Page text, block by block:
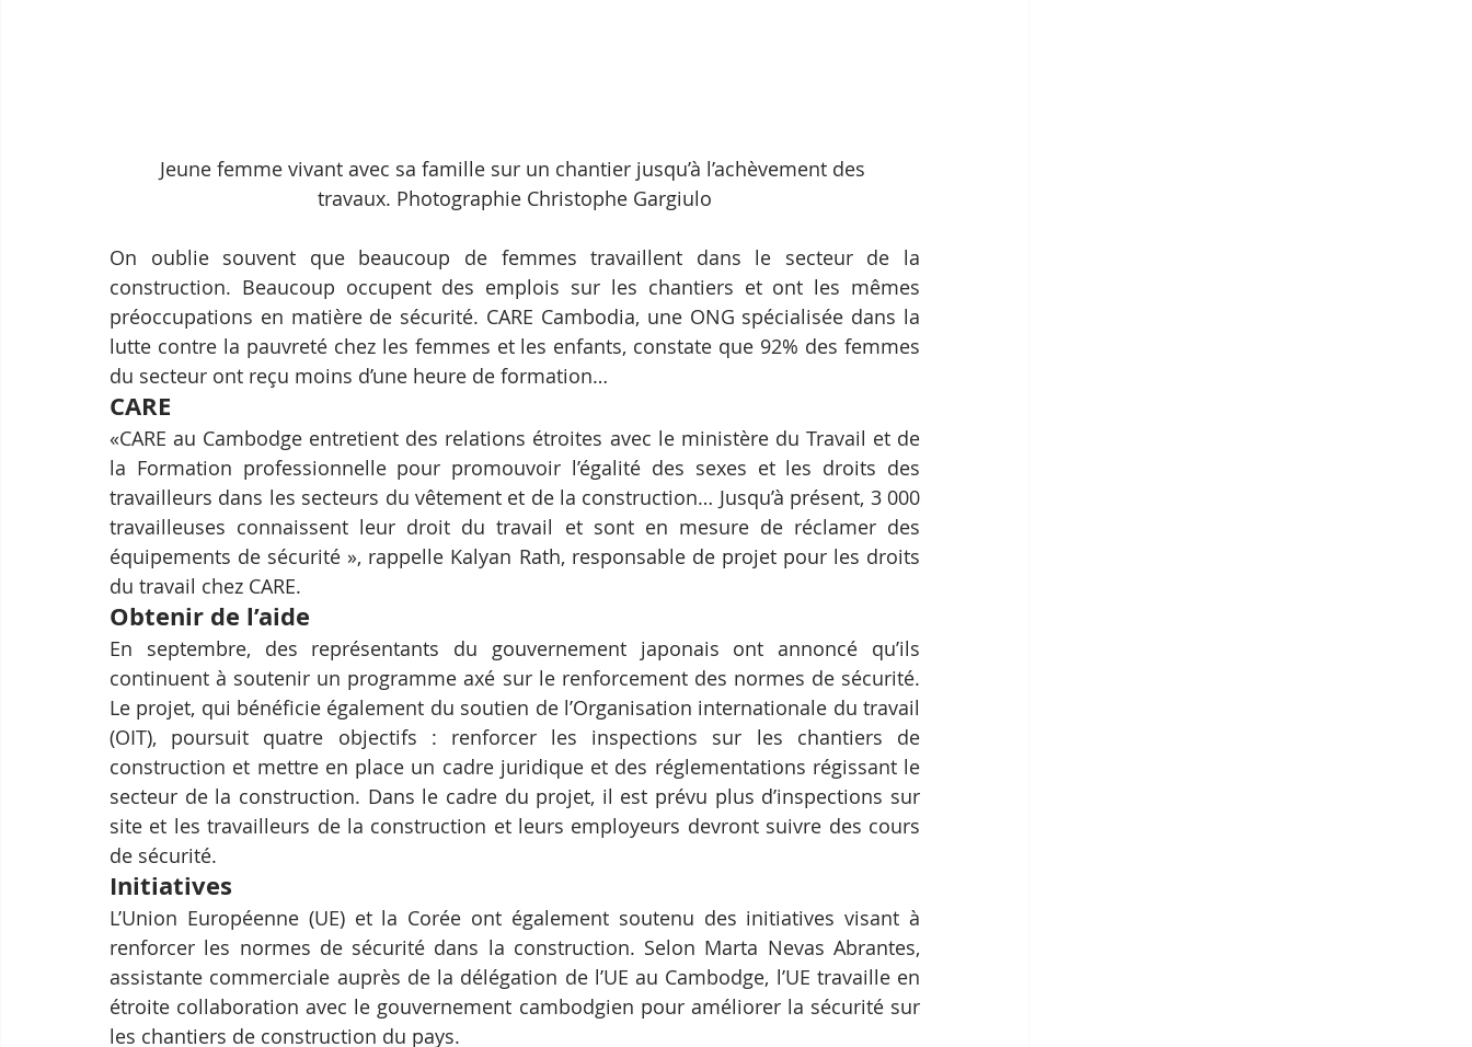
Jeune femme vivant avec sa famille sur un chantier jusqu’à l’achèvement des
travaux. Photographie Christophe Gargiulo
On oublie souvent que beaucoup de femmes travaillent dans le secteur de la
construction. Beaucoup occupent des emplois sur les chantiers et ont les mêmes
préoccupations en matière de sécurité. CARE Cambodia, une ONG spécialisée dans la
lutte contre la pauvreté chez les femmes et les enfants, constate que 92% des femmes
du secteur ont reçu moins d’une heure de formation…
CARE
«CARE au Cambodge entretient des relations étroites avec le ministère du Travail et de
la Formation professionnelle pour promouvoir l’égalité des sexes et les droits des
travailleurs dans les secteurs du vêtement et de la construction… Jusqu’à présent, 3 000
travailleuses connaissent leur droit du travail et sont en mesure de réclamer des
équipements de sécurité », rappelle Kalyan Rath, responsable de projet pour les droits
du travail chez CARE.
Obtenir de l’aide
En septembre, des représentants du gouvernement japonais ont annoncé qu’ils
continuent à soutenir un programme axé sur le renforcement des normes de sécurité.
Le projet, qui bénéficie également du soutien de l’Organisation internationale du travail
(OIT), poursuit quatre objectifs : renforcer les inspections sur les chantiers de
construction et mettre en place un cadre juridique et des réglementations régissant le
secteur de la construction. Dans le cadre du projet, il est prévu plus d’inspections sur
site et les travailleurs de la construction et leurs employeurs devront suivre des cours
de sécurité.
Initiatives
L’Union Européenne (UE) et la Corée ont également soutenu des initiatives visant à
renforcer les normes de sécurité dans la construction. Selon Marta Nevas Abrantes,
assistante commerciale auprès de la délégation de l’UE au Cambodge, l’UE travaille en
étroite collaboration avec le gouvernement cambodgien pour améliorer la sécurité sur
les chantiers de construction du pays.